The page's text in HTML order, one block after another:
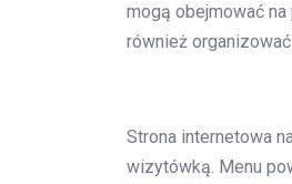
mogą obejmować
również
Strona internetowa
wizytówką. Menu